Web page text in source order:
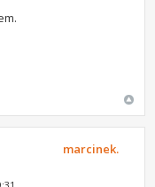
marcinek.